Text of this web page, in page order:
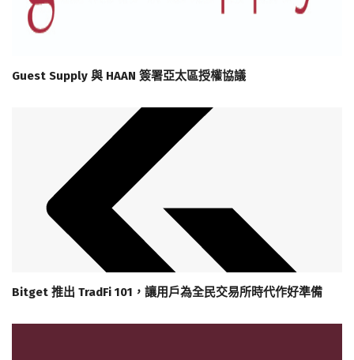
Guest Supply 與 HAAN 簽署亞太區授權協議
Bitget 推出 TradFi 101，讓用戶為全民交易所時代作好準備